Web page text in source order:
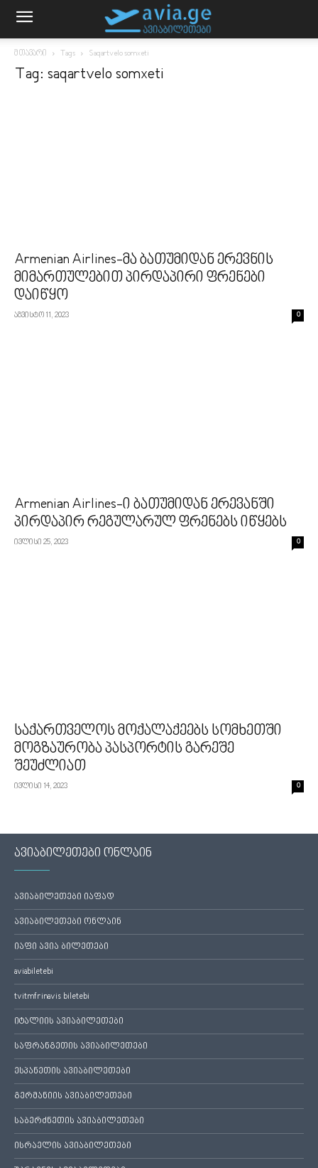
მთავარი Tags Saqartvelo somxeti
Tag: saqartvelo somxeti
Armenian Airlines-მა ბათუმიდან ერევნის
მიმართულებით პირდაპირი ფრენები
დაიწყო
აგვისტო 11, 2023 0
Armenian Airlines-ი ბათუმიდან ერევანში
პირდაპირ რეგულარულ ფრენებს იწყებს
ივლისი 25, 2023 0
საქართველოს მოქალაქეებს სომხეთში
მოგზაურობა პასპორტის გარეშე
შეუძლიათ
ივლისი 14, 2023 0
ავიაბილეთები ონლაინ
ავიაბილეთები იაფად
ავიაბილეთები ონლაინ
იაფი ავია ბილეთები
aviabiletebi
tvitmfrinavis biletebi
იტალიის ავიაბილეთები
საფრანგეთის ავიაბილეთები
ესპანეთის ავიაბილეთები
გერმანიის ავიაბილეთები
საბერძნეთის ავიაბილეთები
ისრაელის ავიაბილეთები